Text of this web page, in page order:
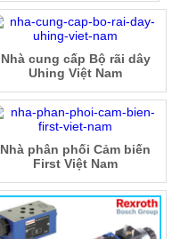
Nhà cung cấp Bộ rãi dây
Uhing Việt Nam
Nhà phân phối Cảm biến
First Việt Nam